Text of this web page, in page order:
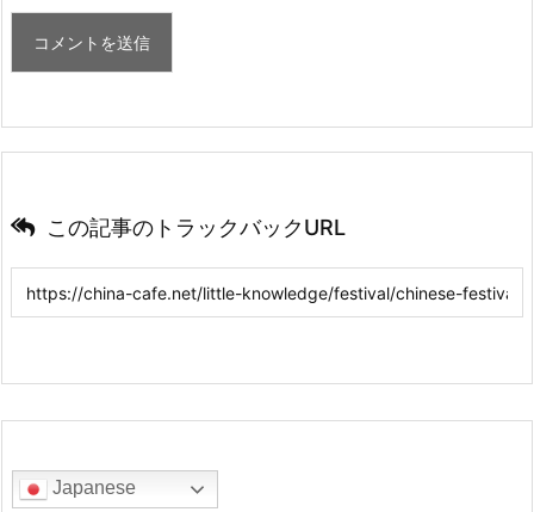
この記事のトラックバックURL
Japanese